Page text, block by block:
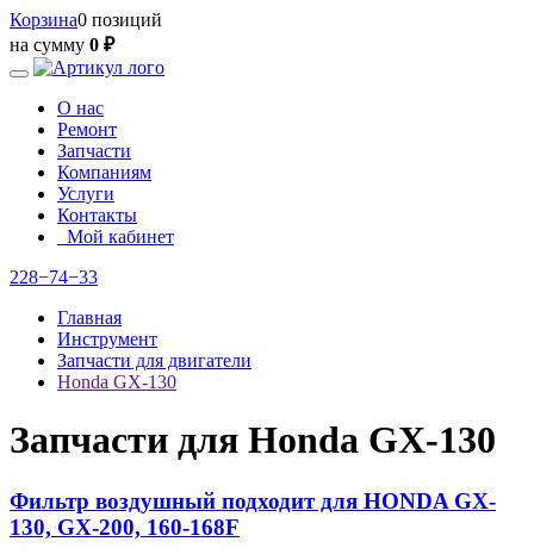
Корзина0 позиций
на сумму 0 ₽
О нас
Ремонт
Запчасти
Компаниям
Услуги
Контакты
Мой кабинет
228−74−33
Главная
Инструмент
Запчасти для двигатели
Honda GX-130
Запчасти для Honda GX-130
Фильтр воздушный подходит для HONDA GX-
130, GX-200, 160-168F